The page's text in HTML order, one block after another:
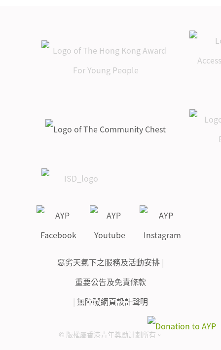
惡劣天氣下之服務及活動安排 |
重要公告及免責條款
| 無障礙網頁設計聲明
© 版權屬香港青年獎勵計劃所有。